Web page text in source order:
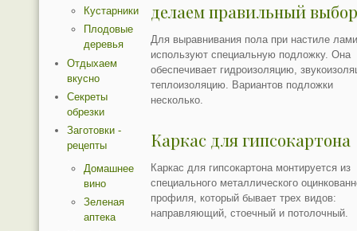
делаем правильный
Для выравнивания пола при настиле
используют специальную подложку. Она
обеспечивает гидроизоляцию,
теплоизоляцию. Вариантов подложки
несколько.
Каркас для гипсокартона
Каркас для гипсокартона монтируется из
специального металлического
профиля, который бывает трех видов:
направляющий, стоечный и потолочный.
Кустарники
Плодовые
деревья
Отдыхаем
вкусно
Секреты
обрезки
Заготовки -
рецепты
Домашнее
вино
Зеленая
аптека